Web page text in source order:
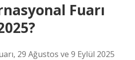
Fuarı
29 Ağustos ve 9 Eylül 2025